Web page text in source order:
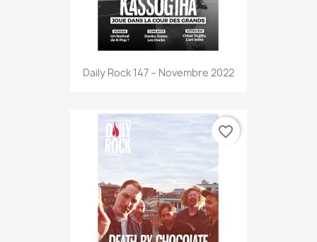
Daily Rock 147 – Novembre 2022
favorite_border